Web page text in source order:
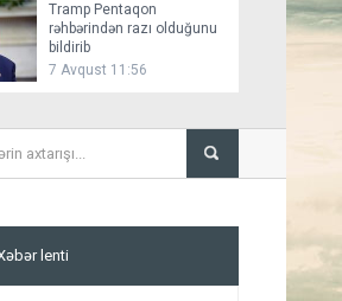
Tramp Pentaqon
rəhbərindən razı olduğunu
bildirib
7 Avqust 11:56
Mirziyoyev və Tramp
ediblər
lenti